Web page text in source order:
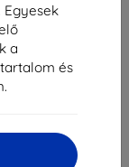
Egyesek
a
és
Idea Tab 11"